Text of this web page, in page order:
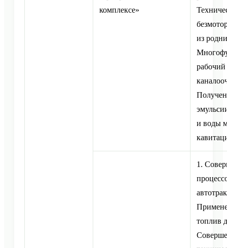
комплексе»
из
рабочий
и воды
1.
топлив